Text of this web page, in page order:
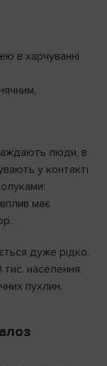
в харчуванні
люди, в
у контакті
має
дуже рідко.
населення.
пухлин.